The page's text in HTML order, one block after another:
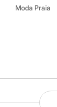
Moda Praia